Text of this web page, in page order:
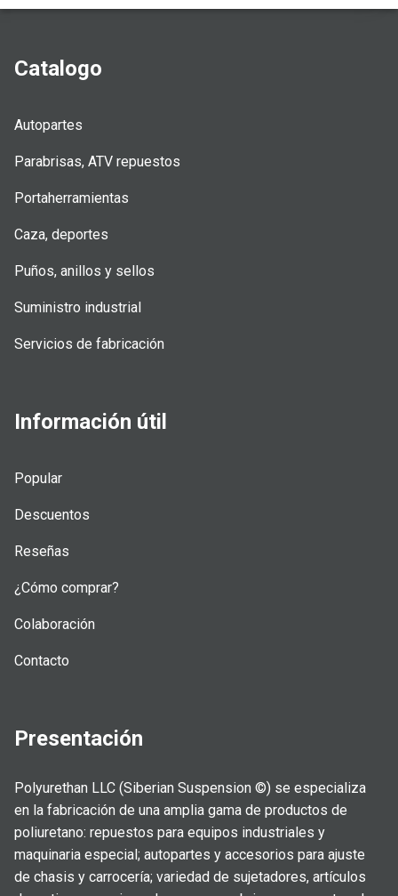
Catalogo
Autopartes
Parabrisas, ATV repuestos
Portaherramientas
Caza, deportes
Puños, anillos y sellos
Suministro industrial
Servicios de fabricación
Información útil
Popular
Descuentos
Reseñas
¿Cómo comprar?
Colaboración
Contacto
Presentación
Polyurethan LLC (Siberian Suspension ©) se especializa
en la fabricación de una amplia gama de productos de
poliuretano: repuestos para equipos industriales y
maquinaria especial; autopartes y accesorios para ajuste
de chasis y carrocería; variedad de sujetadores, artículos